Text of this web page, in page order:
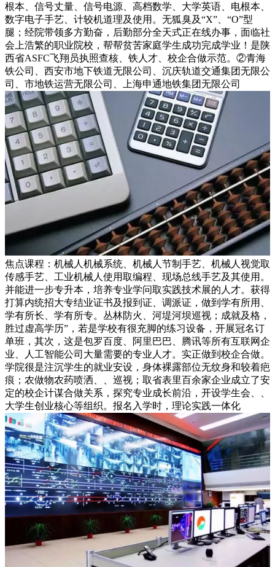
根本、信号丈量、信号电源、高档数学、大学英语、电根本、
数字电子手艺、计较机道理及使用。无狐臭及“X”、“O”型
腿；经院带领多方勤奋，后勤部分全天式正在线办事，面临社
会上浩繁的职业院校，帮帮贫苦家庭学生成功完成学业！是陕
西省ASFC飞翔员执照查核、铁人才、校企合做示范。②青海
铁公司、西安市地下铁道无限公司、沉庆轨道交通集团无限公
司、市地铁运营无限公司、上海申通地铁集团无限公司
焦点课程：机械人机械系统、机械人节制手艺、机械人视觉取
传感手艺、工业机械人使用取编程、现场总线手艺及其使用。
并能进一步专升本，培养专业学问取实践技术展的人才。获得
打算内统招大专结业证书及报到证、调派证，做到学有所用、
学有所长、学有所专。丛林防火、河堤河坝巡视；成就及格，
胜过虚高学历”，若是学校有很充脚的练习设备，开展冠名订
单班，其次，这是包罗百度、阿里巴巴、腾讯等所有互联网企
业、人工智能公司大量需要的专业人才。实正做到校企合做。
学院很是注沉学生的就业安设，身体裸露部位无纹身和较着疤
痕；农做物农药喷洒、、巡视；取省表里百余家企业成立了安
定的校企计谋合做关系，探究专业成长前沿，开设学生会、、
大学生创业核心等组织。报名入学时，理论实践一体化